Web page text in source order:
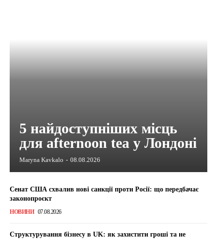
5 найдоступніших місць
для afternoon tea у Лондоні
Maryna Kavkalo - 08.08.2026
Сенат США схвалив нові санкції проти Росії: що передбачає
законопроєкт
НОВИНИ 07.08.2026
Структурування бізнесу в UK: як захистити гроші та не